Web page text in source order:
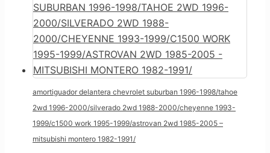
amortiguador delantera chevrolet suburban 1996-1998/tahoe
2wd 1996-2000/silverado 2wd 1988-2000/cheyenne 1993-
1999/c1500 work 1995-1999/astrovan 2wd 1985-2005 –
mitsubishi montero 1982-1991/